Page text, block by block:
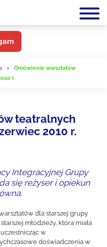
>
Omówienie warsztatów
r.
teatralnych
2010 r.
Integracyjnej Grupy
się reżyser i opiekun
dla starszej grupy
młodzieży, która miała
w
doświadczenia w